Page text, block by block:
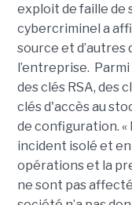
exploit de faille de
cybercriminel a
source et
l’entreprise.
des clés RSA, des
clés d'accès au
de configuration. «
incident isolé et
opérations et la
ne sont pas